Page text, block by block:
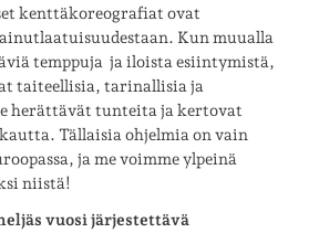
kenttäkoreografiat ovat
Kun muualla
temppuja ja iloista esiintymistä,
taiteellisia, tarinallisia ja
herättävät tunteita ja kertovat
Tällaisia ohjelmia on vain
ja me voimme ylpeinä
niistä!
vuosi järjestettävä